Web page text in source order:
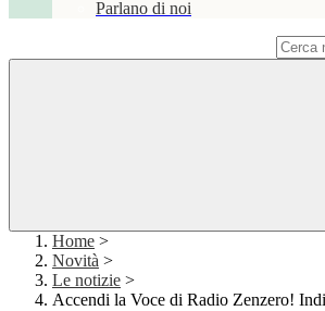
Parlano di noi
Home >
Novità >
Le notizie >
Accendi la Voce di Radio Zenzero!